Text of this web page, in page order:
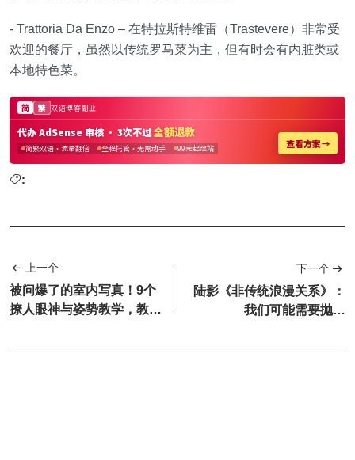
- Trattoria Da Enzo – 在特拉斯特维雷（Trastevere）非常受
欢迎的餐厅，虽然以传统罗马菜为主，但有时会有内脏类或
本地特色菜。
:
上一个
被问爆了的室内写真！9个
撩人眼神与姿势教学，教你
下一个
陆影《非传统浪漫关系》：
我们可能需要抛开